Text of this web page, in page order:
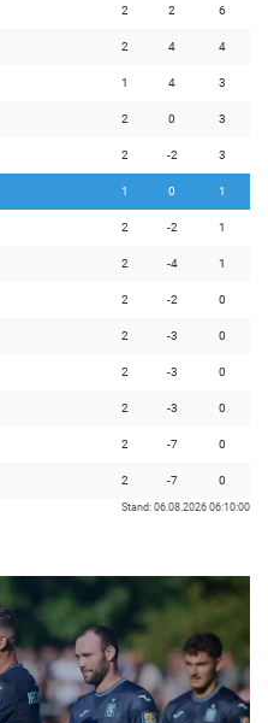
2 2 6
2 4 4
1 4 3
2 0 3
2 -2 3
1 0 1
2 -2 1
2 -4 1
2 -2 0
2 -3 0
2 -3 0
2 -3 0
2 -7 0
2 -7 0
Stand: 06.08.2026 06:10:00